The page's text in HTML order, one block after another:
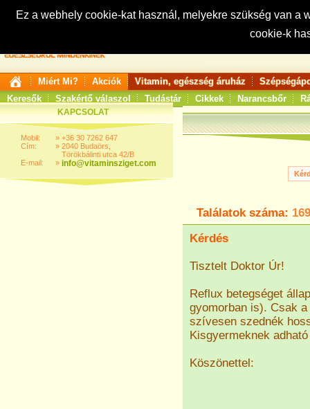
Ez a webhely cookie-kat használ, melyekre szükség van
cookie-k
Keresés:
Miért Mi? Akciók Vitamin, egészség áruház
Keresők
Szakértő válaszol Tudástár Cikkek Narancsbőr
KAPCSOLAT
Mobil:
Cím:
E-mail:
»
»
»
+36 30 7262 647
2040 Budaörs,
Törökbálinti utca 42/B
info@vitaminsziget.com
Találatok száma:
Kérdés
Tisztelt Doktor Úr!
Reflux betegséget
gyomorban is). Csak
szívesen szednék
Kisgyermeknek
Köszönettel: